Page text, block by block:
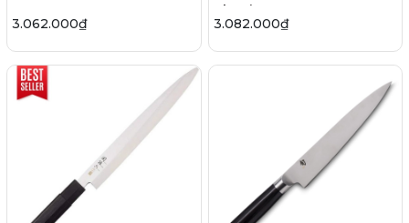
3.062.000₫
Classic - 15cm
3.082.000₫